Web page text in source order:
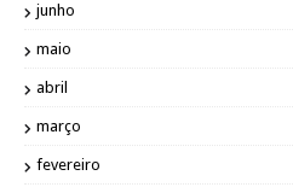
junho
maio
abril
março
fevereiro